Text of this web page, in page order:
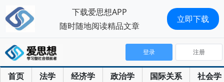
首页 法学 经济学 政治学 国际关系 社会学
登录 注册
下载爱思想APP
随时随地阅读精品文章
立即下载